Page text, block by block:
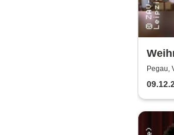
Sack
Pegau,